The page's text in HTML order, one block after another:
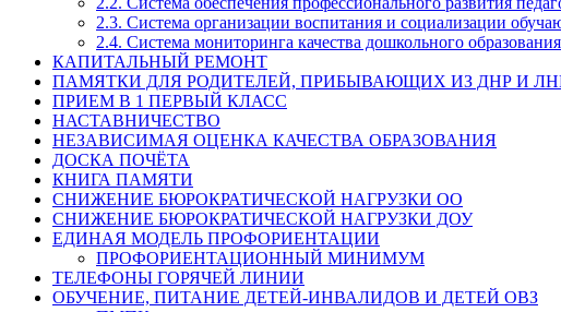
2.3. Система организации воспитания и социализации
2.4. Система мониторинга качества дошкольного образования
КАПИТАЛЬНЫЙ РЕМОНТ
ПАМЯТКИ ДЛЯ РОДИТЕЛЕЙ, ПРИБЫВАЮЩИХ ИЗ ДНР И
ПРИЕМ В 1 ПЕРВЫЙ КЛАСС
НАСТАВНИЧЕСТВО
НЕЗАВИСИМАЯ ОЦЕНКА КАЧЕСТВА ОБРАЗОВАНИЯ
ДОСКА ПОЧЁТА
КНИГА ПАМЯТИ
СНИЖЕНИЕ БЮРОКРАТИЧЕСКОЙ НАГРУЗКИ ОО
СНИЖЕНИЕ БЮРОКРАТИЧЕСКОЙ НАГРУЗКИ ДОУ
ЕДИНАЯ МОДЕЛЬ ПРОФОРИЕНТАЦИИ
ПРОФОРИЕНТАЦИОННЫЙ МИНИМУМ
ТЕЛЕФОНЫ ГОРЯЧЕЙ ЛИНИИ
ОБУЧЕНИЕ, ПИТАНИЕ ДЕТЕЙ-ИНВАЛИДОВ И ДЕТЕЙ ОВЗ